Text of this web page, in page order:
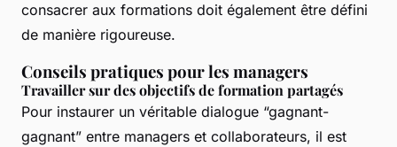
consacrer aux formations doit également être défini
de manière rigoureuse.
Conseils pratiques pour les managers
Travailler sur des objectifs de formation partagés
Pour instaurer un véritable dialogue “gagnant-
gagnant” entre managers et collaborateurs, il est